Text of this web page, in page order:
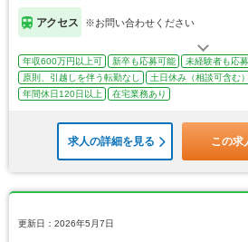
アクセス ※お問い合わせください
年収600万円以上可 新卒も応募可能
未経験者も応
原則、引越しを伴う転勤なし
土日休み（相談可含む）
年間休日120日以上
在宅業務あり
求人の詳細を見る この求
更新日：2026年5月7日